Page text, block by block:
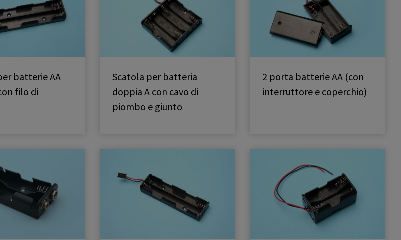
batterie AA
filo di
Scatola per batteria
doppia A con cavo di
piombo e giunto
2 porta batterie AA (con
interruttore e coperchio)